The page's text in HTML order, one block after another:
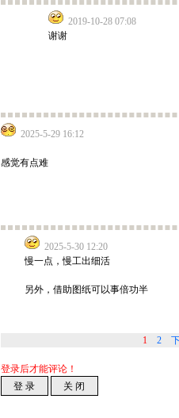
2019-10-28 07:08
谢谢
2025-5-29 16:12
感觉有点难
2025-5-30 12:20
慢一点，慢工出细活
另外，借助图纸可以事倍功半
1 2
登录后才能评论！